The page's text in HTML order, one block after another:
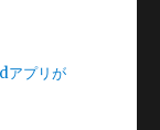
アプリが